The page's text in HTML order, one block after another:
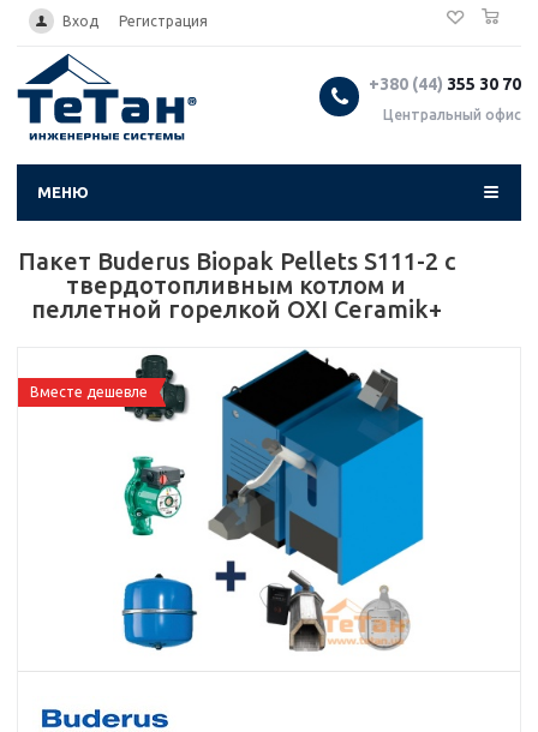
... Вход Регистрация
+380 (44) 355 30 70
Центральный офис
МЕНЮ
Пакет Buderus Biopak Pellets S111-2 с
твердотопливным котлом и
пеллетной горелкой OXI Ceramik+
Вместе дешевле